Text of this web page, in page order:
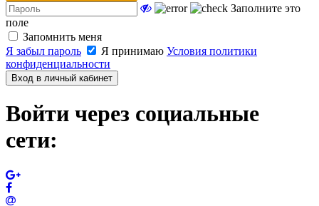
Заполните это
поле
Запомнить меня
Я забыл пароль
Я принимаю Условия политики
конфиденциальности
Вход в личный кабинет
Войти через социальные
сети: